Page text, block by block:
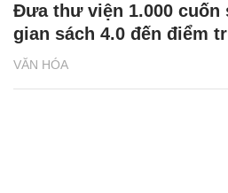
VĂN HÓA
Đưa thư viện 1.000 cuốn
gian sách 4.0 đến điểm